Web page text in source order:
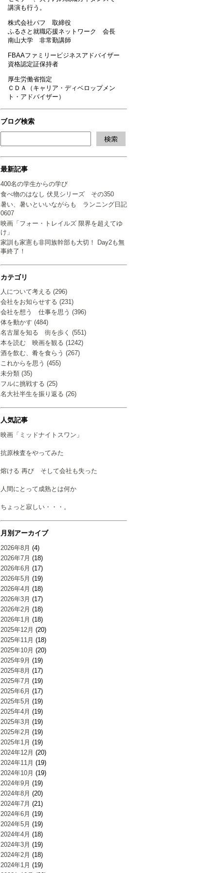
講演も行う。
株式会社パフ 取締役
ふるさと就職応援ネットワーク 会長
南山大学 非常勤講師
FBAAファミリービジネスアドバイザー
資格認定証保持者
厚生労働省指定
ＣＤＡ（キャリア・ディベロップメン
ト・アドバイザー）
ブログ検索
最新記事
400名の学生からの学び
食べ物のはなし 伏見シリーズ その350
暑い、暑いといいながらも ランニング日記
0607
映画「フォー・トレイルズ 限界を超えてゆ
け」
家訓も家憲も非同族幹部も大切！ Day2も無
事終了！
カテゴリ
人について考える (296)
会社をお知らせする (231)
会社を想う 仕事を思う (396)
体を動かす (484)
名古屋を知る 街を歩く (551)
本を読む 映画を観る (1242)
酒を飲む、肴を食らう (267)
これからを思う (455)
未分類 (35)
フルに挑戦する (25)
名大社半生を振り返る (26)
人気記事
映画「ミッドナイトスワン」
抗原検査をやってみた
熔ける 再び そして会社も失った
人間にとって成熟とは何か
ちょっと寂しい・・・。
月別アーカイブ
2026年8月 (4)
2026年7月 (18)
2026年6月 (17)
2026年5月 (19)
2026年4月 (18)
2026年3月 (17)
2026年2月 (18)
2026年1月 (18)
2025年12月 (20)
2025年11月 (18)
2025年10月 (20)
2025年9月 (19)
2025年8月 (17)
2025年7月 (19)
2025年6月 (17)
2025年5月 (19)
2025年4月 (19)
2025年3月 (19)
2025年2月 (19)
2025年1月 (19)
2024年12月 (20)
2024年11月 (19)
2024年10月 (19)
2024年9月 (19)
2024年8月 (20)
2024年7月 (21)
2024年6月 (19)
2024年5月 (19)
2024年4月 (18)
2024年3月 (19)
2024年2月 (18)
2024年1月 (19)